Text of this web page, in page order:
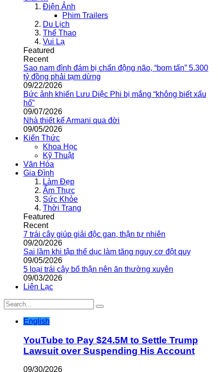
Điện Ảnh
Phim Trailers
Du Lịch
Thể Thao
Vui Lạ
Featured
Recent
Sao nam đình đám bị chấn động não, “bom tấn” 5.300
tỷ đồng phải tạm dừng
09/22/2026
Bức ảnh khiến Lưu Diệc Phi bị mắng “không biết xấu
hổ”
09/07/2026
Nhà thiết kế Armani qua đời
09/05/2026
Kiến Thức
Khoa Học
Kỹ Thuật
Văn Hóa
Gia Đình
Làm Đẹp
Ẩm Thực
Sức Khỏe
Thời Trang
Featured
Recent
7 trái cây giúp giải độc gan, thận tự nhiên
09/20/2026
Sai lầm khi tập thể dục làm tăng nguy cơ đột quỵ
09/05/2026
5 loại trái cây bổ thận nên ăn thường xuyên
09/03/2026
Liên Lạc
English
YouTube to Pay $24.5M to Settle Trump
Lawsuit over Suspending His Account
09/30/2026